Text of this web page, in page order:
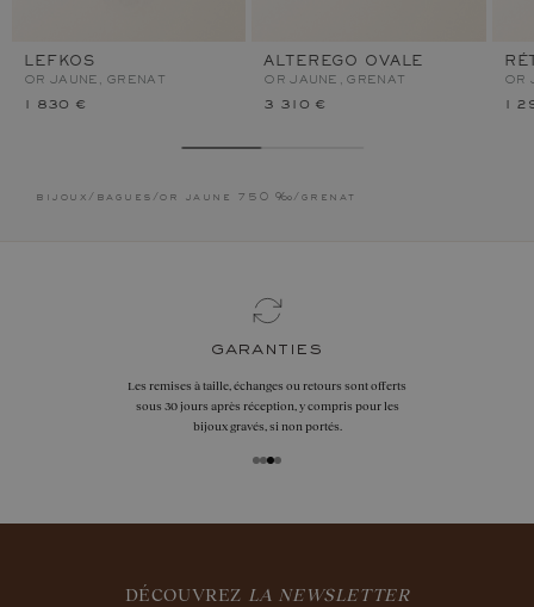
LEFKOS
OR JAUNE, GRENAT
1 830 €
ALTEREGO OVALE
OR JAUNE, GRENAT
3 310 €
OR
1
bijoux / bagues / or jaune 750 ‰ / grenat
garanties
Les remises à taille, échanges ou retours sont offerts
sous 30 jours après réception, y compris pour les
bijoux gravés, si non portés.
DÉCOUVREZ LA NEWSLETTER